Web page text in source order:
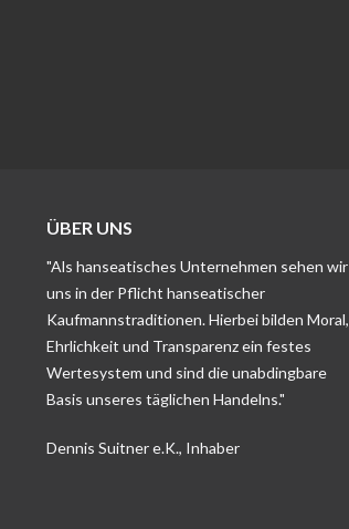
ÜBER UNS
"Als hanseatisches Unternehmen sehen wir
uns in der Pflicht hanseatischer
Kaufmannstraditionen. Hierbei bilden Moral,
Ehrlichkeit und Transparenz ein festes
Wertesystem und sind die unabdingbare
Basis unseres täglichen Handelns."
Dennis Suitner e.K., Inhaber